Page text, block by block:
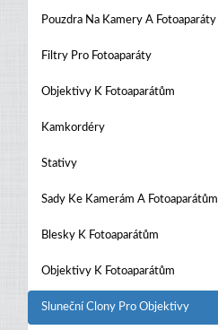
Pouzdra Na Kamery A Fotoaparáty
Filtry Pro Fotoaparáty
Objektivy K Fotoaparátům
Kamkordéry
Stativy
Sady Ke Kamerám A Fotoaparátům
Blesky K Fotoaparátům
Objektivy K Fotoaparátům
Sluneční Clony Pro Objektivy